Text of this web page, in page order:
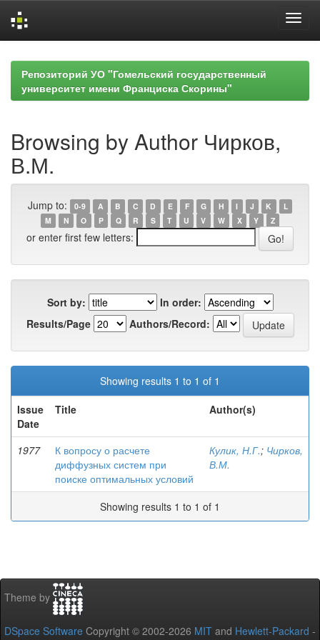
navigationРепозиторий УО "Гомельский государственный
университет имени Франциска Скорины"
Browsing by Author Чирков,
В.М.
Jump to: 0-9 A B C D E F G H I J K
L
M
N O P Q R S T U V W X Y Z
or enter first few letters:
Sort by:
In order:
Results/Page
Authors/Record:
Showing results 1 to 1 of 1
Issue
Date
Title Author(s)
1977
К вопросу о расчете
диффузных систем при
поиске оптимальных условий
Кулик, Н.Г.; Чирков,
В.М.
Showing results 1 to 1 of 1
Theme by
DSpace Software Copyright © 2002-2026 MIT and Hewlett-Packard -